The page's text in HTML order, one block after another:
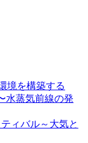
境を構築する
水蒸気前線の発
ィバル～大気と